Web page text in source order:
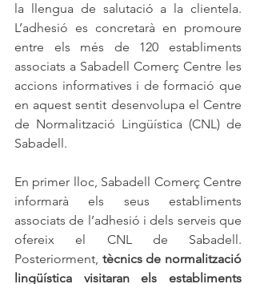
la llengua de salutació a la clientela.
L’adhesió es concretarà en promoure
entre els més de 120 establiments
associats a Sabadell Comerç Centre les
accions informatives i de formació que
en aquest sentit desenvolupa el Centre
de Normalització Lingüística (CNL) de
Sabadell.
En primer lloc, Sabadell Comerç Centre
informarà els seus establiments
associats de l’adhesió i dels serveis que
ofereix el CNL de Sabadell.
Posteriorment, tècnics de normalització
lingüística visitaran els establiments